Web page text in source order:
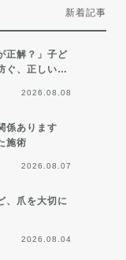
新着記事
正解？」子ど
ぐ、正しい…
2026.08.08
係あります
施術
2026.08.07
、爪を大切に
2026.08.04